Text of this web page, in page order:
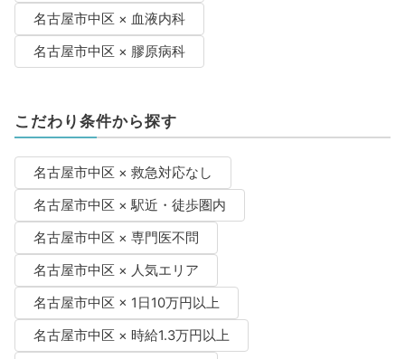
名古屋市中区 × 血液内科
名古屋市中区 × 膠原病科
こだわり条件から探す
名古屋市中区 × 救急対応なし
名古屋市中区 × 駅近・徒歩圏内
名古屋市中区 × 専門医不問
名古屋市中区 × 人気エリア
名古屋市中区 × 1日10万円以上
名古屋市中区 × 時給1.3万円以上